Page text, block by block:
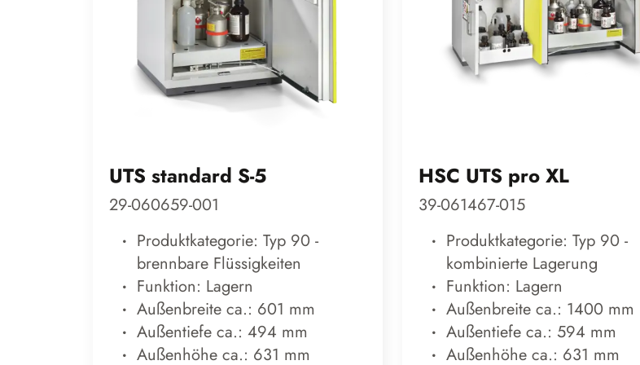
UTS standard S-5
29-060659-001
Produktkategorie: Typ 90 -
brennbare Flüssigkeiten
Funktion: Lagern
Außenbreite ca.: 601 mm
Außentiefe ca.: 494 mm
Außenhöhe ca.: 631 mm
HSC UTS pro XL
39-061467-015
Produktkategorie: Typ 90 -
kombinierte Lagerung
Funktion: Lagern
Außenbreite ca.: 1400 mm
Außentiefe ca.: 594 mm
Außenhöhe ca.: 631 mm